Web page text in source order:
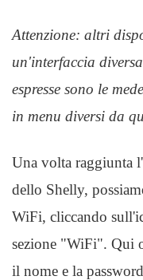
Attenzione: altri
un'interfaccia
espresse sono le
in menu diversi da
Una volta raggiunta
dello Shelly,
WiFi, cliccando
sezione "WiFi". Qui
il nome e la